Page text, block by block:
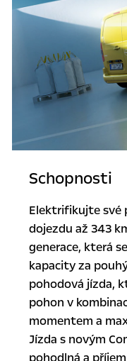
Schopnosti
Elektrifikujte své
dojezdu až 343
generace, která
kapacity za
pohodová jízda,
pohon v
momentem a
Jízda s novým